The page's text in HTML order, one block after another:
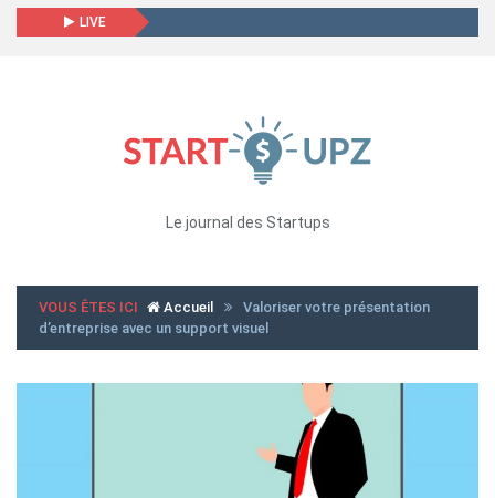
LIVE
Le journal des Startups
VOUS ÊTES ICI Accueil
Valoriser votre présentation
d’entreprise avec un support visuel